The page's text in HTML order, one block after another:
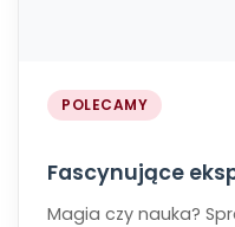
POLECAMY
Fascynujące
Magia czy nauka?